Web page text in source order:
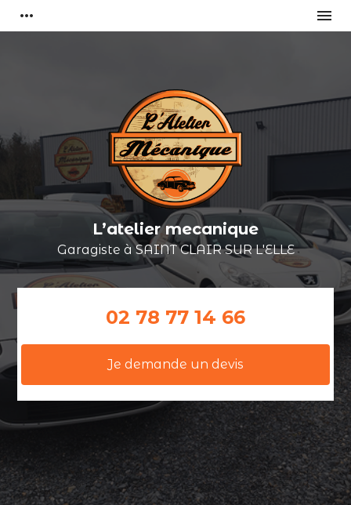
more_horiz menu
L’atelier mecanique
Garagiste àSAINT CLAIR SUR L'ELLE
02 78 77 14 66
Je demande un devis